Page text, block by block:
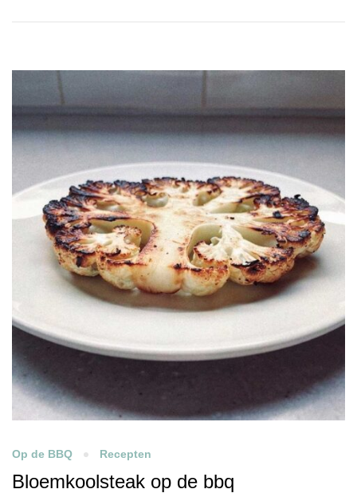
Op de BBQ Recepten
Bloemkoolsteak op de bbq